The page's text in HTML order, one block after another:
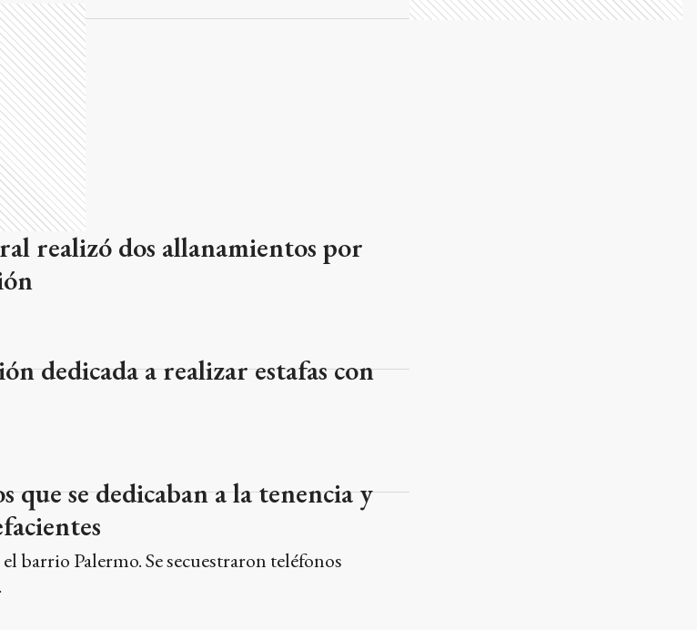
realizó dos allanamientos por
dedicada a realizar estafas con
que se dedicaban a la tenencia y
barrio Palermo. Se secuestraron teléfonos